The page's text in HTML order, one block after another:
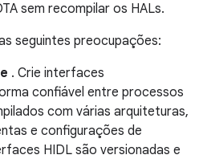
sem recompilar os HALs.
seguintes preocupações:
. Crie interfaces
confiável entre processos
com várias arquiteturas,
e configurações de
HIDL são versionadas e